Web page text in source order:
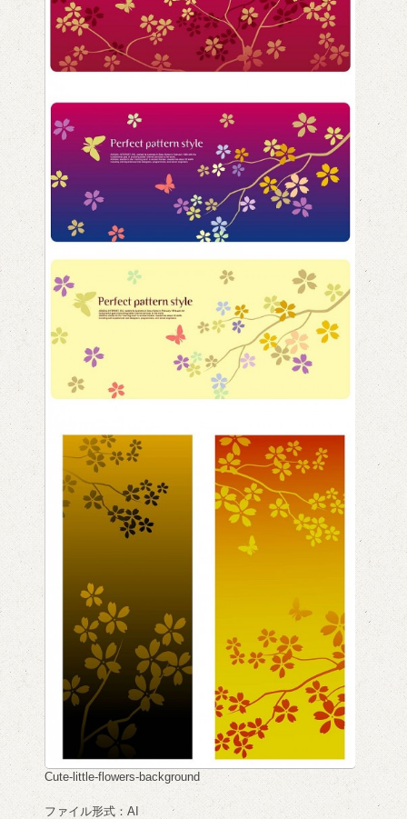
Cute-little-flowers-background
ファイル形式：AI